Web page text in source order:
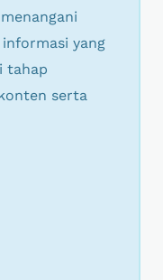
yang
tahap
serta